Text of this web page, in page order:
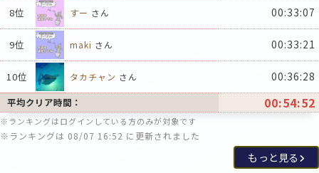
8位 すー さん 00:33:07
9位 maki さん 00:33:21
10位 タカチャン さん 00:36:28
平均クリア時間： 00:54:52
※ランキングはログインしている方のみが対象です
※ランキングは 08/07 16:52 に更新されました
もっと見る